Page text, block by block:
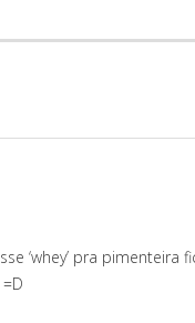
‘whey’ pra pimenteira